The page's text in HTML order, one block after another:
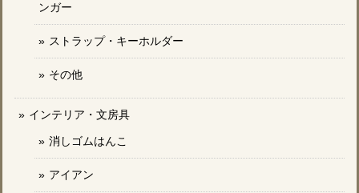
ンガー
ストラップ・キーホルダー
その他
インテリア・文房具
消しゴムはんこ
アイアン